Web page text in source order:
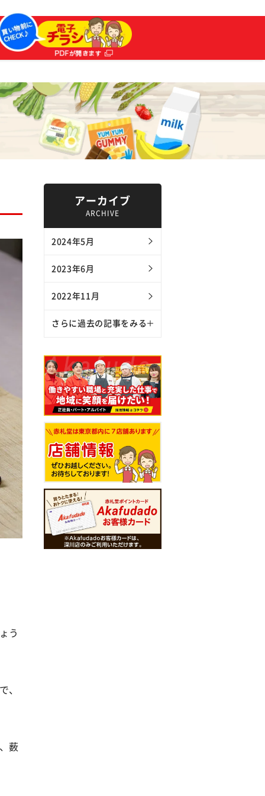
う
、
薮
アーカイブ
ARCHIVE
2024年5月
2023年6月
2022年11月
さらに過去の記事をみる
2022年7月
2021年6月
2021年5月
2021年4月
2021年1月
2020年9月
2020年8月